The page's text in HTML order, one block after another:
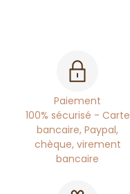
Paiement
100% sécurisé - Carte
bancaire, Paypal,
chèque, virement
bancaire